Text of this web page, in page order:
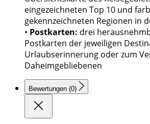
eingezeichneten Top 10 und
gekennzeichneten Regionen in
• Postkarten: drei
Postkarten der jeweiligen
Urlaubserinnerung oder zum
Daheimgebliebenen
Bewertungen (0)